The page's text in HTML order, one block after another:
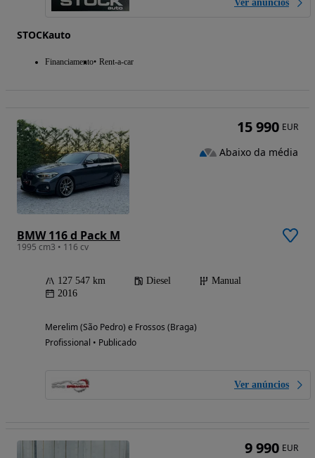
Ver anúncios
STOCKauto
Financiamento Rent-a-car
BMW 116 d Pack M
1995 cm3 • 116 cv
127 547 km Diesel
Manual
2016
Merelim (São Pedro) e Frossos (Braga)
Profissional • Publicado
Ver anúncios
15 990 EUR
Abaixo da média
9 990 EUR